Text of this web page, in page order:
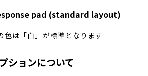
pad (standard layout)
色は「白」が標準となります
ションについて